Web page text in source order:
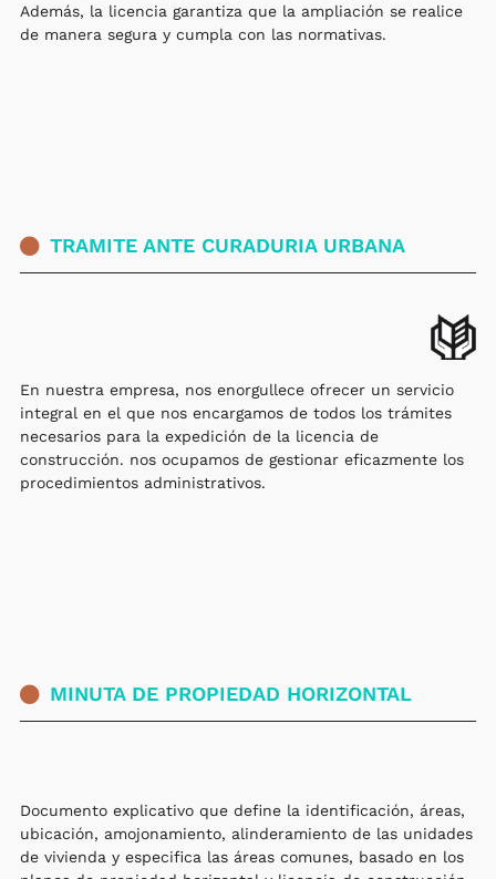
Además, la licencia garantiza que la ampliación se realice
de manera segura y cumpla con las normativas.
TRAMITE ANTE CURADURIA URBANA
En nuestra empresa, nos enorgullece ofrecer un servicio
integral en el que nos encargamos de todos los trámites
necesarios para la expedición de la licencia de
construcción. nos ocupamos de gestionar eficazmente los
procedimientos administrativos.
MINUTA DE PROPIEDAD HORIZONTAL
Documento explicativo que define la identificación, áreas,
ubicación, amojonamiento, alinderamiento de las unidades
de vivienda y especifica las áreas comunes, basado en los